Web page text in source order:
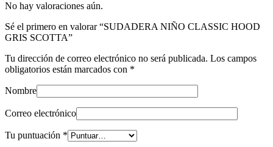
No hay valoraciones aún.
Sé el primero en valorar “SUDADERA NIÑO CLASSIC HOOD
GRIS SCOTTA”
Tu dirección de correo electrónico no será publicada. Los campos
obligatorios están marcados con *
Nombre
Correo electrónico
Tu puntuación *